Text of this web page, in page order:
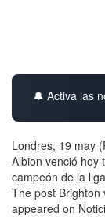
🔔 Activa las
Londres, 19 may
Albion venció hoy
campeón de la
The post Brighton
appeared on